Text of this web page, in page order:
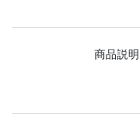
商品説明